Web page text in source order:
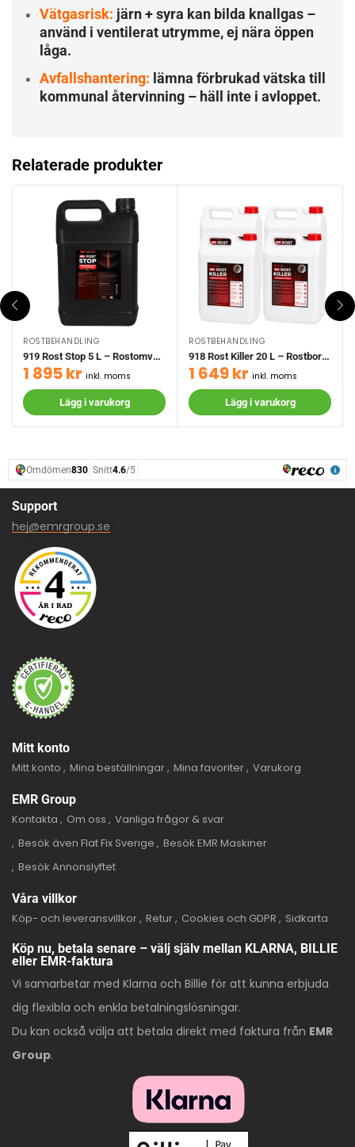
Vätgasrisk: järn + syra kan bilda knallgas –
använd i ventilerat utrymme, ej nära öppen
låga.
Avfallshantering: lämna förbrukad vätska till
kommunal återvinning – häll inte i avloppet.
Relaterade produkter
ROSTBEHANDLING
919 Rost Stop 5 L – Rostomvandlare
1 895kr inkl. moms
Lägg i varukorg
ROSTBEHANDLING
918 Rost Killer 20 L – Rostborttagare
1 649kr inkl. moms
Lägg i varukorg
Support
hej@emrgroup.se
Mitt konto
Mitt konto
Mina beställningar Mina favoriter Varukorg
EMR Group
Kontakta
Om oss
Vanliga frågor & svar
Besök även Flat Fix Sverige
Besök EMR Maskiner
Besök Annonslyftet
Våra villkor
Köp- och leveransvillkor Retur Cookies och GDPR
Sidkarta
Köp nu, betala senare – välj själv mellan KLARNA, BILLIE
eller EMR-faktura
Vi samarbetar med Klarna och Billie för att kunna erbjuda
dig flexibla och enkla betalningslösningar.
Du kan också välja att betala direkt med faktura från EMR
Group.